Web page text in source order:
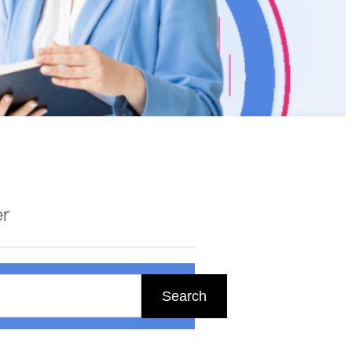
Search